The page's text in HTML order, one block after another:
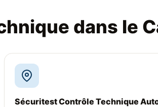
dans le
Sécuritest Contrôle Technique